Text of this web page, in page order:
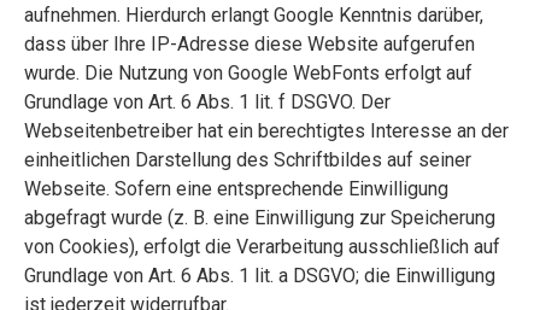
aufnehmen. Hierdurch erlangt Google Kenntnis darüber,
dass über Ihre IP-Adresse diese Website aufgerufen
wurde. Die Nutzung von Google WebFonts erfolgt auf
Grundlage von Art. 6 Abs. 1 lit. f DSGVO. Der
Webseitenbetreiber hat ein berechtigtes Interesse an der
einheitlichen Darstellung des Schriftbildes auf seiner
Webseite. Sofern eine entsprechende Einwilligung
abgefragt wurde (z. B. eine Einwilligung zur Speicherung
von Cookies), erfolgt die Verarbeitung ausschließlich auf
Grundlage von Art. 6 Abs. 1 lit. a DSGVO; die Einwilligung
ist jederzeit widerrufbar.